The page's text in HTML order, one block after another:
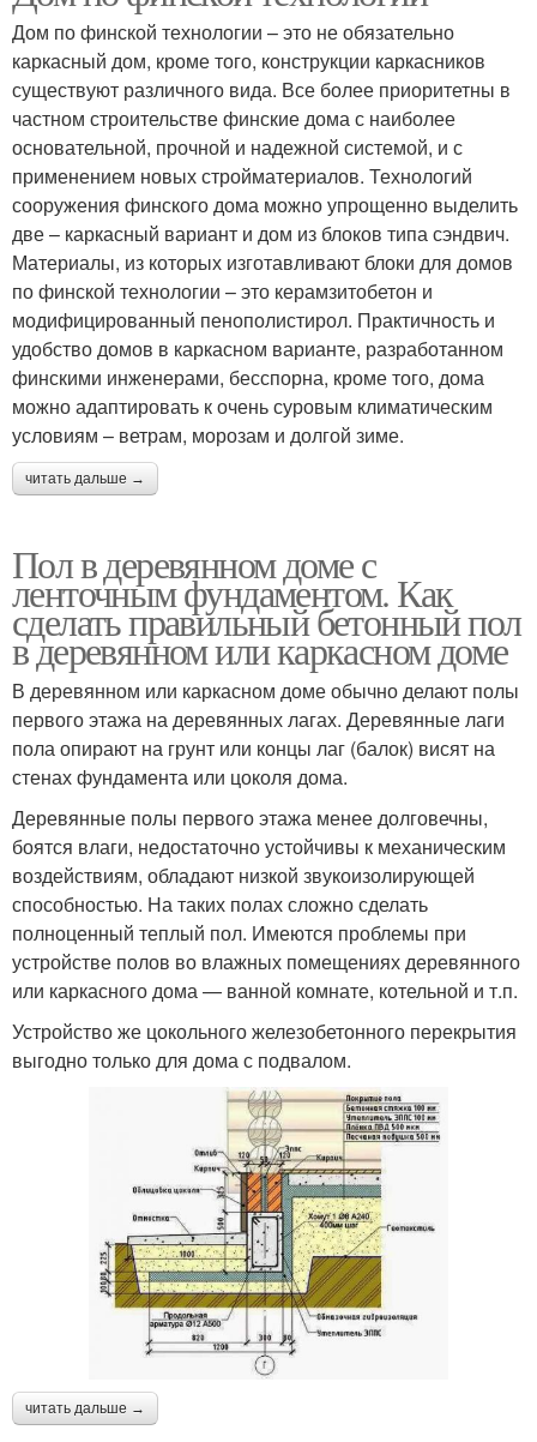
Дом по финской технологии – это не обязательно
каркасный дом, кроме того, конструкции каркасников
существуют различного вида. Все более приоритетны в
частном строительстве финские дома с наиболее
основательной, прочной и надежной системой, и с
применением новых стройматериалов. Технологий
сооружения финского дома можно упрощенно выделить
две – каркасный вариант и дом из блоков типа сэндвич.
Материалы, из которых изготавливают блоки для домов
по финской технологии – это керамзитобетон и
модифицированный пенополистирол. Практичность и
удобство домов в каркасном варианте, разработанном
финскими инженерами, бесспорна, кроме того, дома
можно адаптировать к очень суровым климатическим
условиям – ветрам, морозам и долгой зиме.
читать дальше →
Пол в деревянном доме с
ленточным фундаментом. Как
сделать правильный бетонный пол
в деревянном или каркасном доме
В деревянном или каркасном доме обычно делают полы
первого этажа на деревянных лагах. Деревянные лаги
пола опирают на грунт или концы лаг (балок) висят на
стенах фундамента или цоколя дома.
Деревянные полы первого этажа менее долговечны,
боятся влаги, недостаточно устойчивы к механическим
воздействиям, обладают низкой звукоизолирующей
способностью. На таких полах сложно сделать
полноценный теплый пол. Имеются проблемы при
устройстве полов во влажных помещениях деревянного
или каркасного дома — ванной комнате, котельной и т.п.
Устройство же цокольного железобетонного перекрытия
выгодно только для дома с подвалом.
читать дальше →